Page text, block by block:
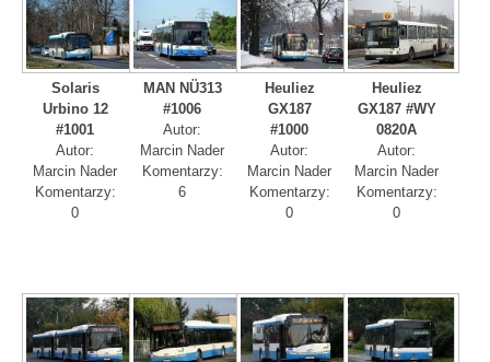
Solaris
Urbino 12
#1001
Autor:
Marcin Nader
Komentarzy:
0
MAN NÜ313
#1006
Autor:
Marcin Nader
Komentarzy:
6
Heuliez
GX187
#1000
Autor:
Marcin Nader
Komentarzy:
0
Heuliez
GX187 #WY
0820A
Autor:
Marcin Nader
Komentarzy:
0